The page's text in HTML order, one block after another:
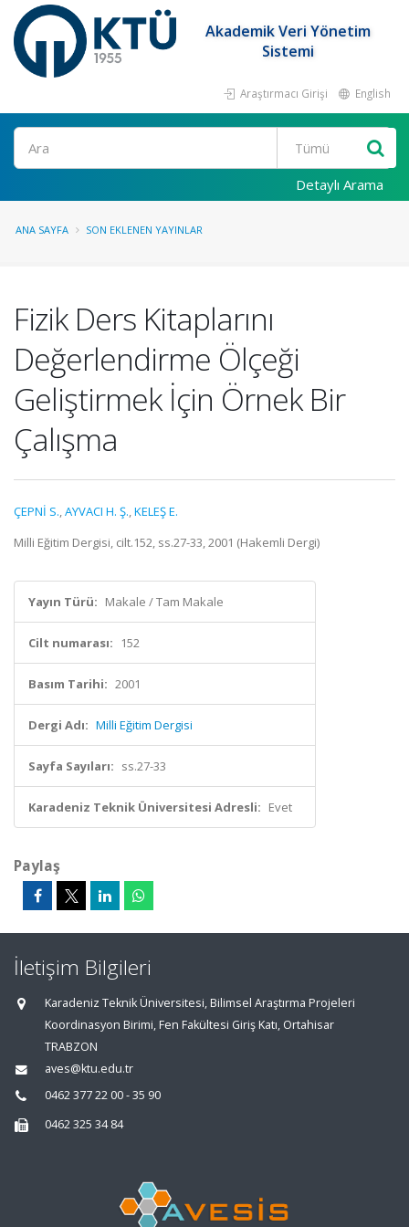
Akademik Veri Yönetim
Sistemi
Araştırmacı Girişi English
Ara
Detaylı Arama
ANA SAYFA SON EKLENEN YAYINLAR
Fizik Ders Kitaplarını
Değerlendirme Ölçeği
Geliştirmek İçin Örnek Bir
Çalışma
ÇEPNİ S.,AYVACI H. Ş.,KELEŞ E.
Milli Eğitim Dergisi, cilt.152, ss.27-33, 2001 (Hakemli Dergi)
Yayın Türü: Makale / Tam Makale
Cilt numarası: 152
Basım Tarihi: 2001
Dergi Adı: Milli Eğitim Dergisi
Sayfa Sayıları: ss.27-33
Karadeniz Teknik Üniversitesi Adresli: Evet
Paylaş
İletişim Bilgileri
Karadeniz Teknik Üniversitesi, Bilimsel Araştırma Projeleri
Koordinasyon Birimi, Fen Fakültesi Giriş Katı, Ortahisar
TRABZON
aves@ktu.edu.tr
0462 377 22 00 - 35 90
0462 325 34 84